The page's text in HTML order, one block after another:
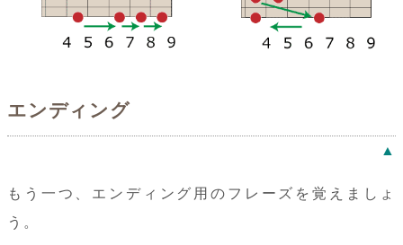
エンディング
▲
もう一つ、エンディング用のフレーズを覚えましょ
う。